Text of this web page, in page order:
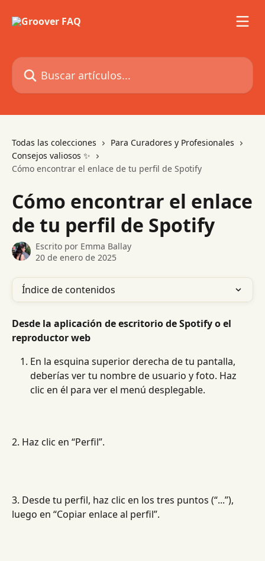
Buscar artículos...
Todas las colecciones
Para Curadores y Profesionales
Consejos valiosos ✨
Cómo encontrar el enlace de tu perfil de Spotify
Cómo encontrar el enlace
de tu perfil de Spotify
Escrito por Emma Ballay
20 de enero de 2025
Índice de contenidos
Desde la aplicación de escritorio de Spotify o el
reproductor web
En la esquina superior derecha de tu pantalla,
deberías ver tu nombre de usuario y foto. Haz
clic en él para ver el menú desplegable.
2. Haz clic en “Perfil”.
3. Desde tu perfil, haz clic en los tres puntos (“...”),
luego en “Copiar enlace al perfil”.